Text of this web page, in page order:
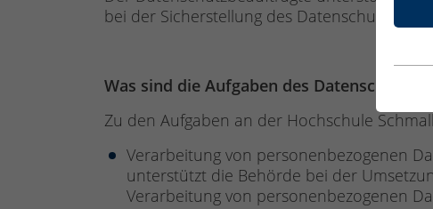
bei der Sicherstellung des Datenschutzes.
Was sind die Aufgaben des
Zu den Aufgaben an der Hochschule
Verarbeitung von personenbezogenen
unterstützt die Behörde bei der
Verarbeitung von personenbezogenen